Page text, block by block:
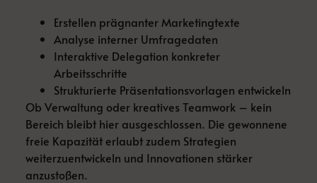
Erstellen prägnanter Marketingtexte
Analyse interner Umfragedaten
Interaktive Delegation konkreter
Arbeitsschritte
Strukturierte Präsentationsvorlagen entwickeln
Ob Verwaltung oder kreatives Teamwork – kein
Bereich bleibt hier ausgeschlossen. Die gewonnene
freie Kapazität erlaubt zudem Strategien
weiterzuentwickeln und Innovationen stärker
anzustoßen.